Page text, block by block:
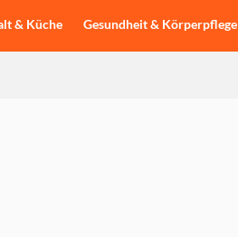
& Küche Gesundheit & Körperpflege